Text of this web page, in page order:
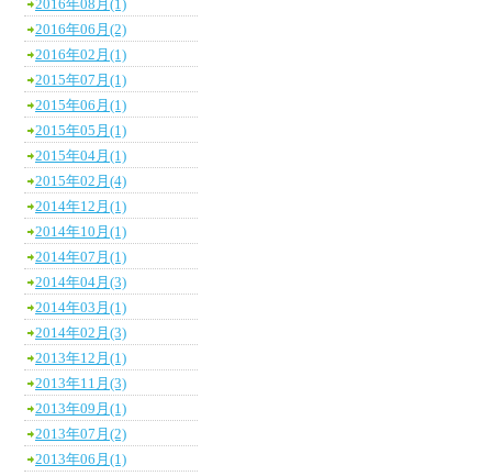
2016年08月(1)
2016年06月(2)
2016年02月(1)
2015年07月(1)
2015年06月(1)
2015年05月(1)
2015年04月(1)
2015年02月(4)
2014年12月(1)
2014年10月(1)
2014年07月(1)
2014年04月(3)
2014年03月(1)
2014年02月(3)
2013年12月(1)
2013年11月(3)
2013年09月(1)
2013年07月(2)
2013年06月(1)